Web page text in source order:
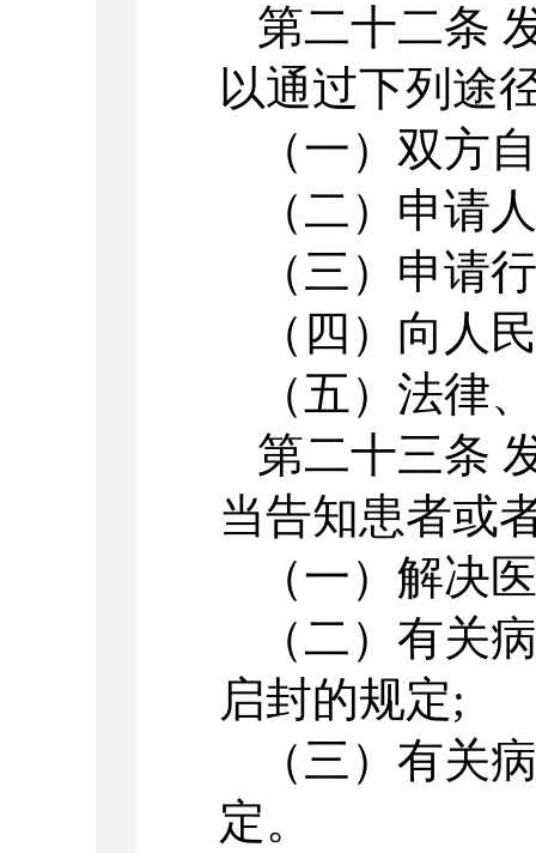
第二十二条
以通过下列途
（一）双方
（二）申请
（三）申请
（四）向人
（五）法律
第二十三条
当告知患者或
（一）解决
（二）有关
启封的规定;
（三）有关
定。